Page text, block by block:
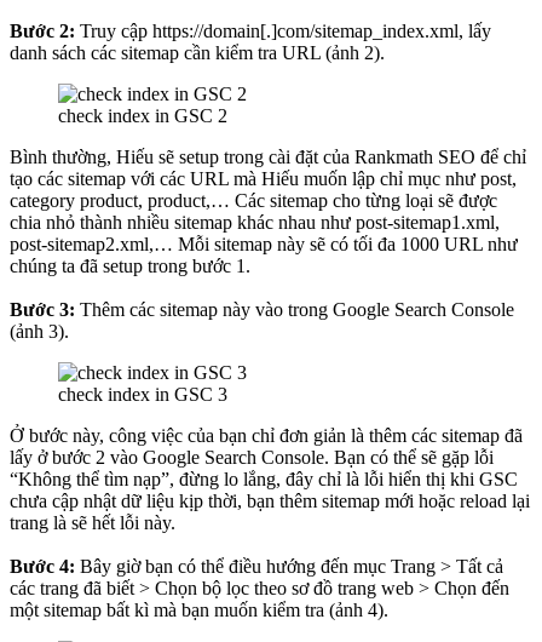
Bước 2: Truy cập https://domain[.]com/sitemap_index.xml, lấy
danh sách các sitemap cần kiểm tra URL (ảnh 2).
check index in GSC 2
Bình thường, Hiếu sẽ setup trong cài đặt của Rankmath SEO để chỉ
tạo các sitemap với các URL mà Hiếu muốn lập chỉ mục như post,
category product, product,… Các sitemap cho từng loại sẽ được
chia nhỏ thành nhiều sitemap khác nhau như post-sitemap1.xml,
post-sitemap2.xml,… Mỗi sitemap này sẽ có tối đa 1000 URL như
chúng ta đã setup trong bước 1.
Bước 3: Thêm các sitemap này vào trong Google Search Console
(ảnh 3).
check index in GSC 3
Ở bước này, công việc của bạn chỉ đơn giản là thêm các sitemap đã
lấy ở bước 2 vào Google Search Console. Bạn có thể sẽ gặp lỗi
“Không thể tìm nạp”, đừng lo lắng, đây chỉ là lỗi hiển thị khi GSC
chưa cập nhật dữ liệu kịp thời, bạn thêm sitemap mới hoặc reload lại
trang là sẽ hết lỗi này.
Bước 4: Bây giờ bạn có thể điều hướng đến mục Trang > Tất cả
các trang đã biết > Chọn bộ lọc theo sơ đồ trang web > Chọn đến
một sitemap bất kì mà bạn muốn kiểm tra (ảnh 4).